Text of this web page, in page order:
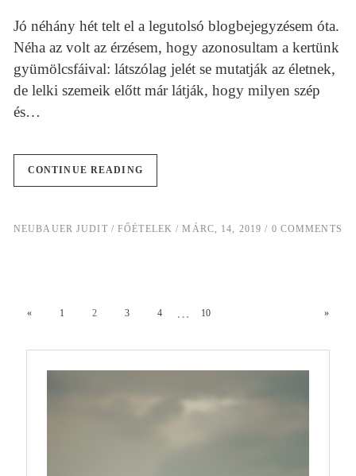
Jó néhány hét telt el a legutolsó blogbejegyzésem óta.
Néha az volt az érzésem, hogy azonosultam a kertünk
gyümölcsfáival: látszólag jelét se mutatják az életnek,
de lelki szemeik előtt már látják, hogy milyen szép
és…
CONTINUE READING
NEUBAUER JUDIT FŐÉTELEK MÁRC, 14, 2019 0 COMMENTS
« 1 2 3 4 … 10 »